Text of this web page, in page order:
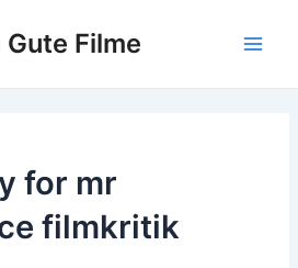
Filme
for mr
filmkritik